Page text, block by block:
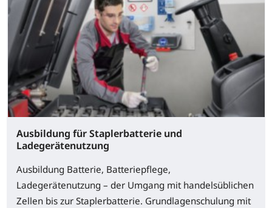
Ausbildung für Staplerbatterie und
Ladegerätenutzung
Ausbildung Batterie, Batteriepflege,
Ladegerätenutzung – der Umgang mit handelsüblichen
Zellen bis zur Staplerbatterie. Grundlagenschulung mit